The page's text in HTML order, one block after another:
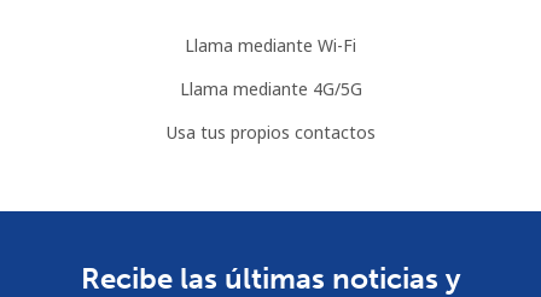
Llama mediante Wi-Fi
Llama mediante 4G/5G
Usa tus propios contactos
Recibe las últimas noticias y